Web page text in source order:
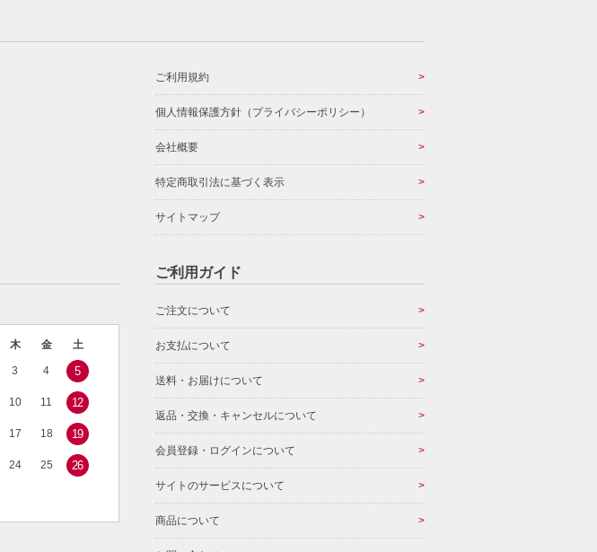
ご利用規約
個人情報保護方針（プライバシーポリシー）
会社概要
特定商取引法に基づく表示
サイトマップ
木 金 土
3 4 5
10 11 12
17 18 19
24 25 26
ご利用ガイド
ご注文について
お支払について
送料・お届けについて
返品・交換・キャンセルについて
会員登録・ログインについて
サイトのサービスについて
商品について